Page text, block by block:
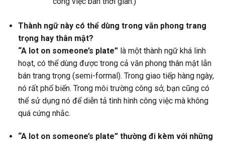
Thành ngữ này có thể dùng trong văn phong trang
trọng hay thân mật?
“A lot on someone’s plate”là một thành ngữ khá linh
hoạt, có thể dùng được trong cả văn phong thân mật lẫn
bán trang trọng (semi-formal). Trong giao tiếp hàng ngày,
nó rất phổ biến. Trong môi trường công sở, bạn cũng có
thể sử dụng nó để diễn tả tình hình công việc mà không
quá cứng nhắc.
“A lot on someone’s plate” thường đi kèm với những